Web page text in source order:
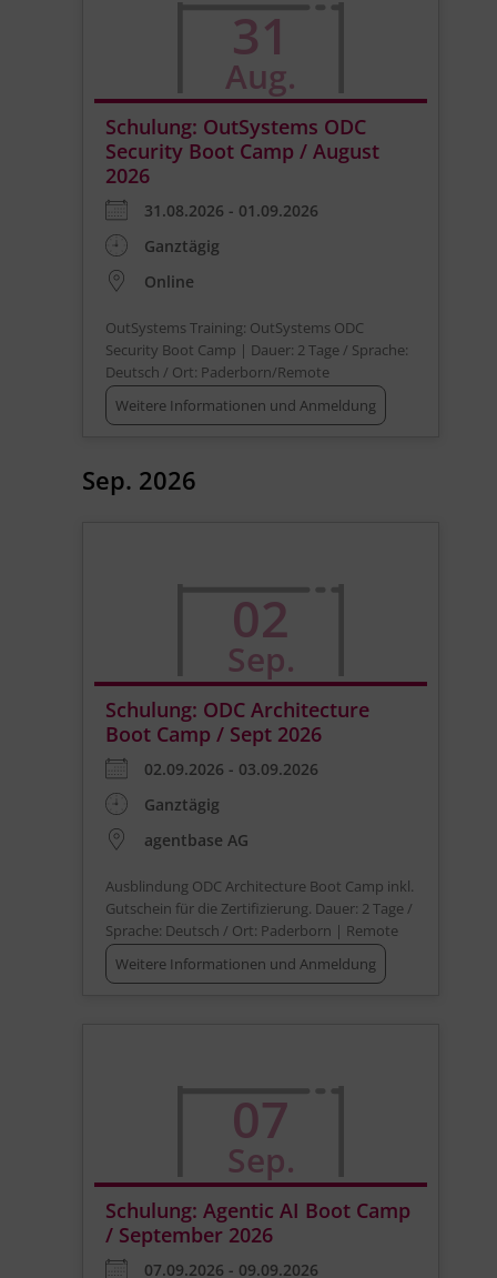
31
Aug.
Schulung: OutSystems ODC
Security Boot Camp / August
2026
31.08.2026 - 01.09.2026
Ganztägig
Online
OutSystems Training: OutSystems ODC
Security Boot Camp | Dauer: 2 Tage / Sprache:
Deutsch / Ort: Paderborn/Remote
Weitere Informationen und Anmeldung
Sep. 2026
02
Sep.
Schulung: ODC Architecture
Boot Camp / Sept 2026
02.09.2026 - 03.09.2026
Ganztägig
agentbase AG
Ausblindung ODC Architecture Boot Camp inkl.
Gutschein für die Zertifizierung. Dauer: 2 Tage /
Sprache: Deutsch / Ort: Paderborn | Remote
Weitere Informationen und Anmeldung
07
Sep.
Schulung: Agentic AI Boot Camp
/ September 2026
07.09.2026 - 09.09.2026